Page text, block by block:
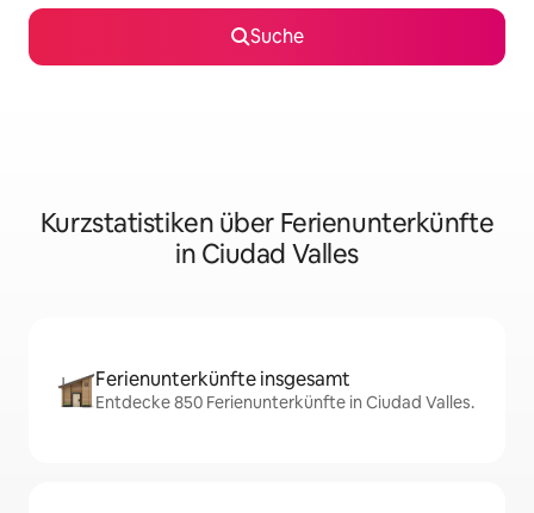
Suche
Kurzstatistiken über Ferienunterkünfte
in Ciudad Valles
Ferienunterkünfte insgesamt
Entdecke 850 Ferienunterkünfte in Ciudad Valles.